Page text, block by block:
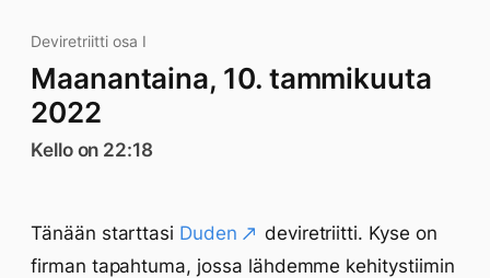
Deviretriitti osa I
Maanantaina, 10. tammikuuta
2022
Kello on 22:18
Tänään starttasi Duden
deviretriitti. Kyse on
firman tapahtuma, jossa lähdemme kehitystiimin